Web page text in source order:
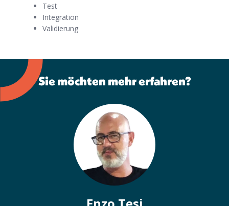
Test
Integration
Validierung
Sie möchten mehr erfahren?